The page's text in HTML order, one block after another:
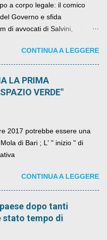
a corpo legale: il comico
Governo e sfida
di avvocati di Salvini,
CONTINUA A LEGGERE
LA PRIMA
VERDE"
2017 potrebbe essere una
di Bari ; L' " inizio " di
CONTINUA A LEGGERE
dopo tanti
stato tempo di